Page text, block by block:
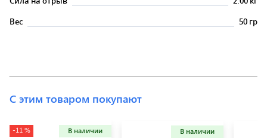
Вес
50 гр
С этим товаром покупают
-11 % В наличии В наличии